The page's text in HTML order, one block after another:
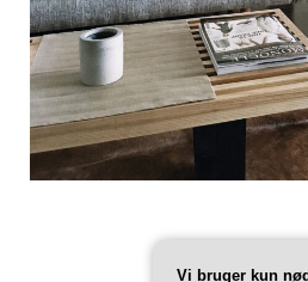
Vi bruger kun